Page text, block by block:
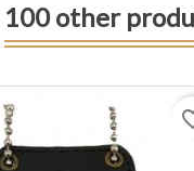
100 other